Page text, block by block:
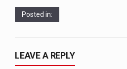
Posted in:
LEAVE A REPLY